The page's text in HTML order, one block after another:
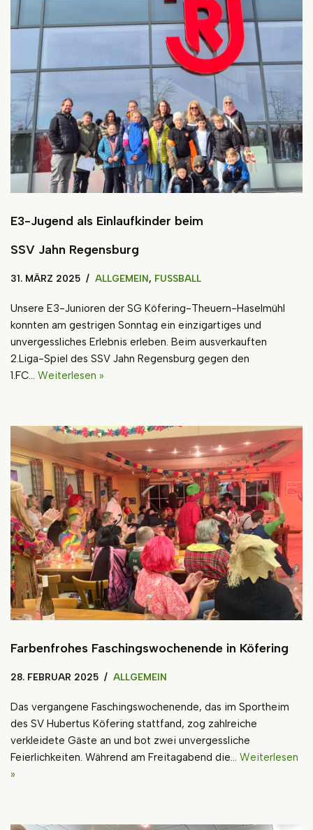
E3-Jugend als Einlaufkinder beim
SSV Jahn Regensburg
31. MÄRZ 2025 ALLGEMEIN, FUSSBALL
Unsere E3-Junioren der SG Köfering-Theuern-Haselmühl
konnten am gestrigen Sonntag ein einzigartiges und
unvergessliches Erlebnis erleben. Beim ausverkauften
2.Liga-Spiel des SSV Jahn Regensburg gegen den
1.FC… Weiterlesen »
Farbenfrohes Faschingswochenende in Köfering
28. FEBRUAR 2025 ALLGEMEIN
Das vergangene Faschingswochenende, das im Sportheim
des SV Hubertus Köfering stattfand, zog zahlreiche
verkleidete Gäste an und bot zwei unvergessliche
Feierlichkeiten. Während am Freitagabend die… Weiterlesen
»